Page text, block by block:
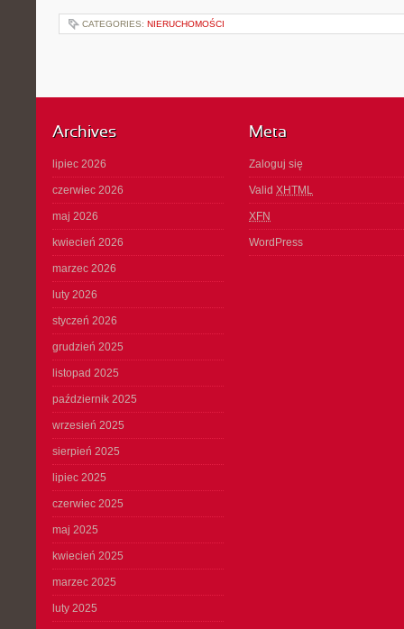
CATEGORIES: NIERUCHOMOŚCI
Archives
lipiec 2026
czerwiec 2026
maj 2026
kwiecień 2026
marzec 2026
luty 2026
styczeń 2026
grudzień 2025
listopad 2025
październik 2025
wrzesień 2025
sierpień 2025
lipiec 2025
czerwiec 2025
maj 2025
kwiecień 2025
marzec 2025
luty 2025
Meta
Zaloguj się
Valid XHTML
XFN
WordPress